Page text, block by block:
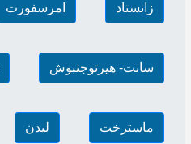
زانستاد امرسفورت
سانت- هيرتوجنبوش
ماسترخت ليدن